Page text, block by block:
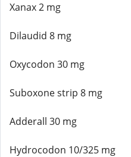
Xanax 2 mg
Dilaudid 8 mg
Oxycodon 30 mg
Suboxone strip 8 mg
Adderall 30 mg
Hydrocodon 10/325 mg